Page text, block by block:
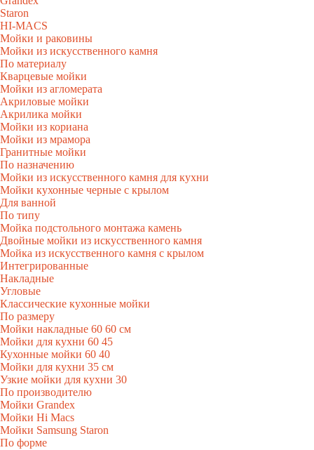
Staron
HI-MACS
Мойки и раковины
Мойки из искусственного камня
По материалу
Кварцевые мойки
Мойки из агломерата
Акриловые мойки
Акрилика мойки
Мойки из кориана
Мойки из мрамора
Гранитные мойки
По назначению
Мойки из искусственного камня для кухни
Мойки кухонные черные с крылом
Для ванной
По типу
Мойка подстольного монтажа камень
Двойные мойки из искусственного камня
Мойка из искусственного камня с крылом
Интегрированные
Накладные
Угловые
Классические кухонные мойки
По размеру
Мойки накладные 60 60 см
Мойки для кухни 60 45
Кухонные мойки 60 40
Мойки для кухни 35 см
Узкие мойки для кухни 30
По производителю
Мойки Grandex
Мойки Hi Macs
Мойки Samsung Staron
По форме